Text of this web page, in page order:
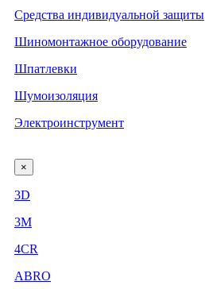
Средства индивидуальной защиты
Шиномонтажное оборудование
Шпатлевки
Шумоизоляция
Электроинструмент
×
3D
3М
4CR
ABRO